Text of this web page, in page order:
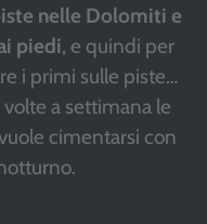
nelle Dolomiti e
piedi, e quindi per
i primi sulle piste…
a settimana le
cimentarsi con